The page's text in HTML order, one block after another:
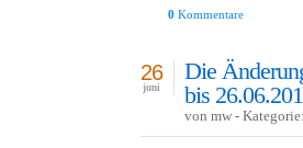
0 Kommentare
Die
bis
26
juni
von mw - Kategorie: